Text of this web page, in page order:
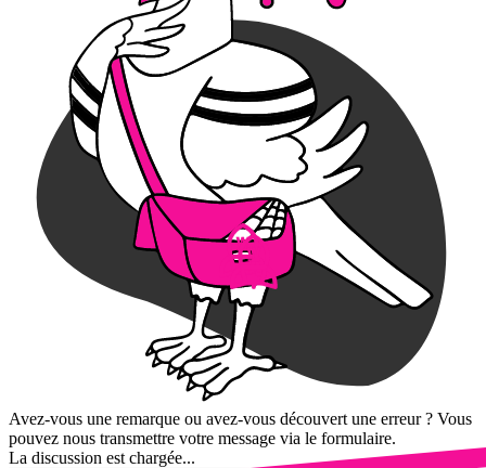
Avez-vous une remarque ou avez-vous découvert une erreur ? Vous
pouvez nous transmettre votre message via le formulaire.
La discussion est chargée...